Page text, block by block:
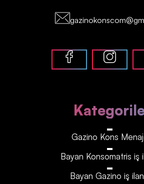
Gazino Kons
Bayan Konsomatris iş
Bayan Gazino iş